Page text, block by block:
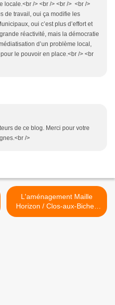
locale.<br /> <br /> <br /> <br />
de travail, oui ça modifie les
oui c’est plus d’effort et
réactivité, mais la démocratie
d’un problème local,
le pouvoir en place.<br /> <br
de ce blog. Merci pour votre
/>
L'aménagement Maille
Horizon / Clos-aux-Biches
dans le tuyau >